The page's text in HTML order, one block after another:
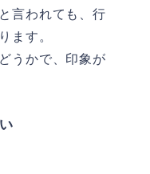
言われても、行
ます。
うかで、印象が